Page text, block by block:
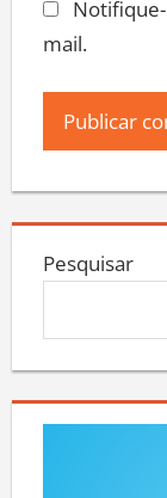
mail.
Pesquisar